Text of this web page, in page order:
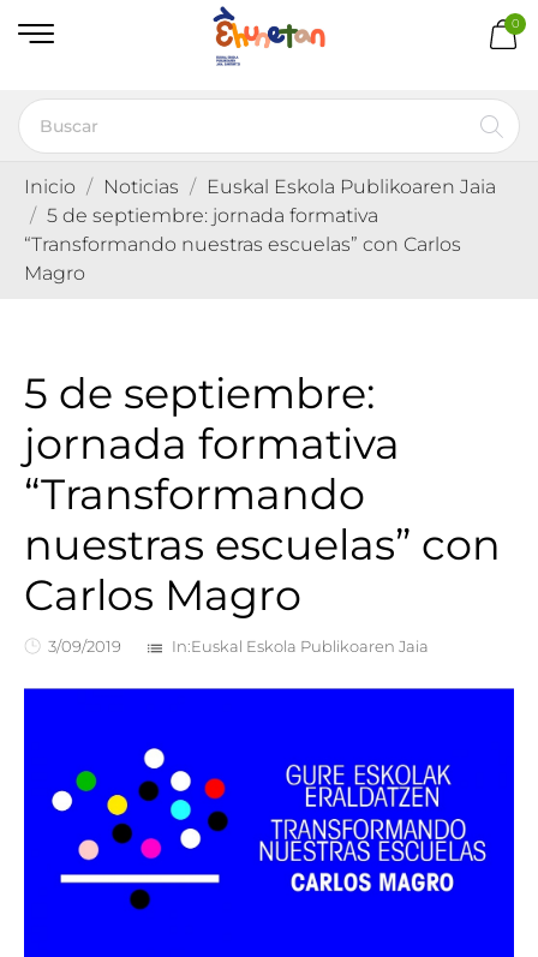
0
Inicio Noticias
Euskal Eskola Publikoaren Jaia
5 de septiembre: jornada formativa
“Transformando nuestras escuelas” con Carlos
Magro
5 de septiembre:
jornada formativa
“Transformando
nuestras escuelas” con
Carlos Magro
3/09/2019 list In:Euskal Eskola Publikoaren Jaia